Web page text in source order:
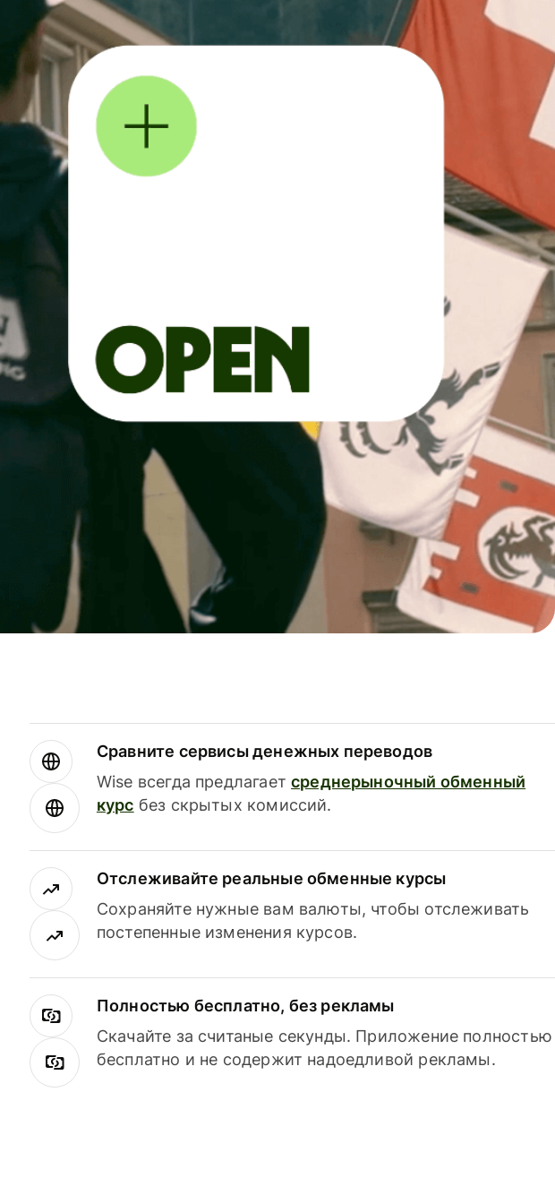
Сравните сервисы денежных переводов
Wise всегда предлагаетсреднерыночный обменный
курс без скрытых комиссий.
Отслеживайте реальные обменные курсы
Сохраняйте нужные вам валюты, чтобы отслеживать
постепенные изменения курсов.
Полностью бесплатно, без рекламы
Скачайте за считаные секунды. Приложение полностью
бесплатно и не содержит надоедливой рекламы.